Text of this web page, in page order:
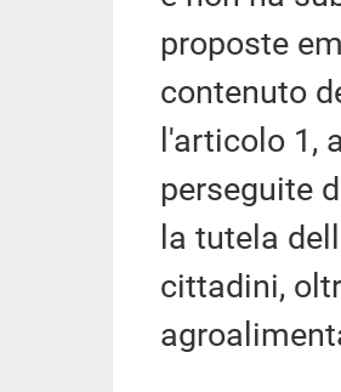
proposte
contenuto
l'articolo 1,
perseguite
la tutela
cittadini,